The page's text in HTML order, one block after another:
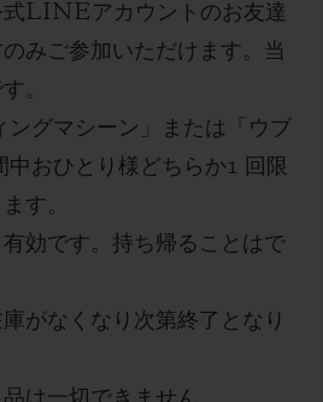
LINE アカウントのお友達
みご参加いただけます。当
。
ングマシーン」または「ウブ
中おひとり様どちらか1 回限
す。
効です。持ち帰ることはで
がなくなり次第終了となり